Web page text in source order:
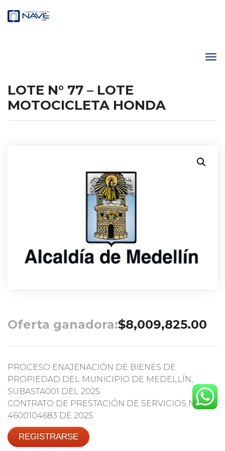
LOTE N° 77 – LOTE
MOTOCICLETA HONDA
Oferta ganadora:$8,009,825.00
PROCESO ENAJENACIÓN DE BIENES DE
PROPIEDAD DEL MUNICIPIO DE MEDELLÍN,
SUBASTA001 DEL 2025.
CONTRATO DE PRESTACIÓN DE SERVICIOS No.
4600104683 DE 2025.
REGISTRARSE